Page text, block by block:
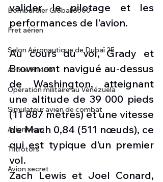
Bombardier Global 6500
Fret aérien
Salon Aéronautique de Dubaï 25
Airbus H145M
Opération militaire au Vénézuela
Simulateur avion de combat
Avionneurs
Tiltrotors
Avion secret
valider le pilotage et les
performances de l’avion.
Au cours du vol, Grady et
Brown ont navigué au-dessus
de Washington, atteignant
une altitude de 39 000 pieds
(11 887 mètres) et une vitesse
de Mach 0,84 (511 nœuds), ce
qui est typique d’un premier
vol.
Zach Lewis et Joel Conard,